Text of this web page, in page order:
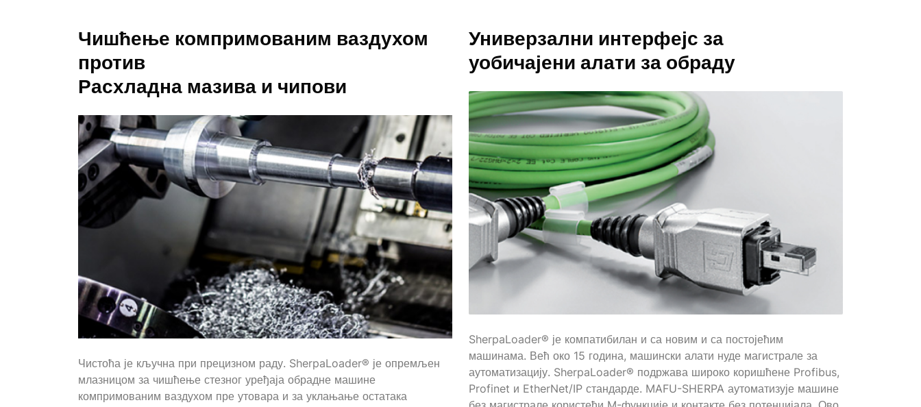
Чишћење компримованим ваздухом
против
Расхладна мазива и чипови
Чистоћа је кључна при прецизном раду. SherpaLoader® је опремљен
млазницом за чишћење стезног уређаја обрадне машине
компримованим ваздухом пре утовара и за уклањање остатака
Универзални интерфејс за
уобичајени алати за обраду
SherpaLoader® је компатибилан и са новим и са постојећим
машинама. Већ око 15 година, машински алати нуде магистрале за
аутоматизацију. SherpaLoader® подржава широко коришћене Profibus,
Profinet и EtherNet/IP стандарде. MAFU-SHERPA аутоматизује машине